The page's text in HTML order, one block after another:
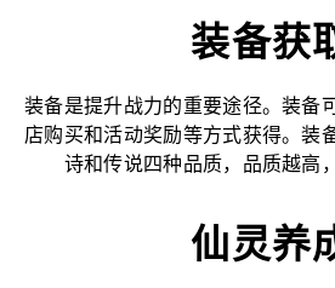
装备获
装备是提升战力的重要途径。装备
店购买和活动奖励等方式获得。装
诗和传说四种品质，品质越高
仙灵养